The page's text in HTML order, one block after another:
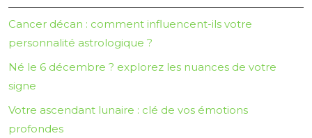
Cancer décan : comment influencent-ils votre
personnalité astrologique ?
Né le 6 décembre ? explorez les nuances de votre
signe
Votre ascendant lunaire : clé de vos émotions
profondes